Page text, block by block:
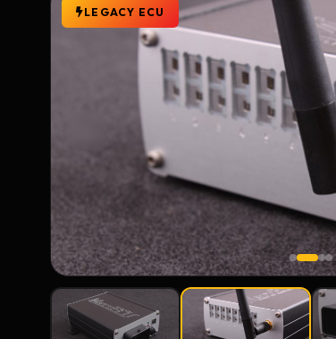
LEGACY ECU